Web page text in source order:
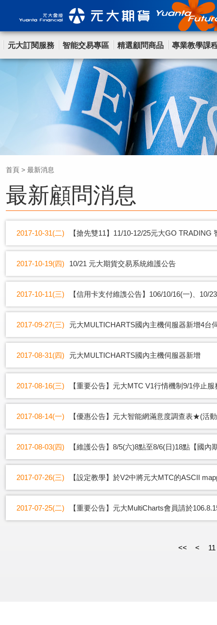
元大訂閱服務 智能交易專區 精選顧問商品 專業教學課
首頁 > 最新消息
最新顧問消息
2017-10-31(二) 【搶先雙11】11/10-12/25元大GO TRADING
2017-10-19(四) 10/21 元大期貨交易系統維護公告
2017-10-11(三) 【信用卡支付維謢公告】106/10/16(一)、10/
2017-09-27(三) 元大MULTICHARTS國內主機伺服器新增4台
2017-08-31(四) 元大MULTICHARTS國內主機伺服器新增
2017-08-16(三) 【重要公告】元大MTC V1行情機制9/1停止
2017-08-14(一) 【優惠公告】元大智能網滿意度調查表★(活
2017-08-03(四) 【維護公告】8/5(六)8點至8/6(日)18點【國內
2017-07-26(三) 【設定教學】於V2中將元大MTC的ASCII
2017-07-25(二) 【重要公告】元大MultiCharts會員請於
<< < 11